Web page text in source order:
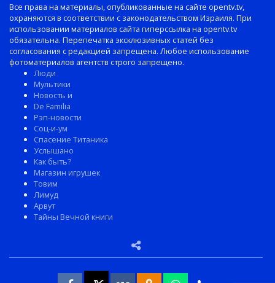
Все права на материалы, опубликованные на сайте opentv.tv,
охраняются в соответствии с законодательством Израиля. При
использовании материалов сайта гиперссылка на opentv.tv
обязательна. Перепечатка эксклюзивных статей без
согласования с редакцией запрещена. Любое использование
фотоматериалов агентств строго запрещено.
Люди
Мультики
Новость и
De Familia
Рэп-новости
Соц-и-ум
Спасение Титаника
Услышано
Как быть?
Магазин игрушек
Товим
Лимуд
Арвут
Тайны Вечной книги